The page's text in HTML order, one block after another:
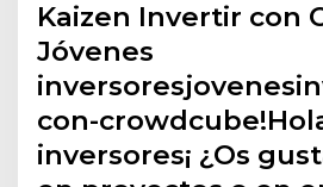
Kaizen Invertir con
Jóvenes
con-
inversores¡ ¿Os